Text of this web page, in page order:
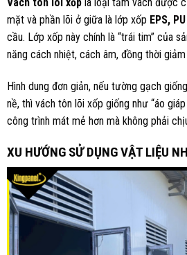
mặt và phần lõi ở giữa là lớp xốp EPS, PU
cầu. Lớp xốp này chính là “trái tim” của
năng cách nhiệt, cách âm, đồng thời
Hình dung đơn giản, nếu tường gạch
nề, thì vách tôn lõi xốp giống như “áo
công trình mát mẻ hơn mà không phải
XU HƯỚNG SỬ DỤNG VẬT LIỆU